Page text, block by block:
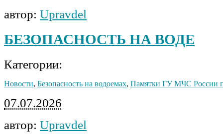
автор: Upravdel
БЕЗОПАСНОСТЬ НА ВОДЕ
Категории:
Новости, Безопасность на водоемах, Памятки ГУ МЧС России
07.07.2026
автор: Upravdel